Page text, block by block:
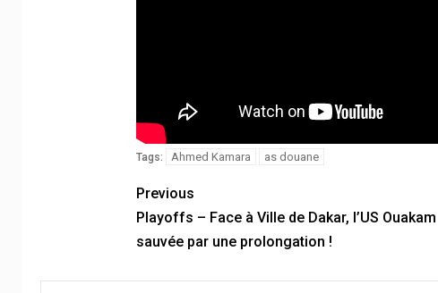
Tags: Ahmed Kamara as douane
Previous
Playoffs – Face à Ville de Dakar, l’US Ouakam
sauvée par une prolongation !